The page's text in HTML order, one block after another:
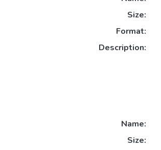
Size:
Format:
Description:
Name:
Size: